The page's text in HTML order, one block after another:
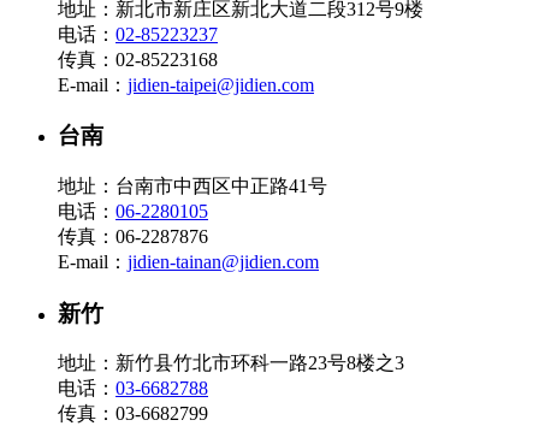
地址：新北市新庄区新北大道二段312号9楼
电话： 02-85223237
传真：02-85223168
E-mail： jidien-taipei@jidien.com
台南
地址：台南市中西区中正路41号
电话： 06-2280105
传真：06-2287876
E-mail： jidien-tainan@jidien.com
新竹
地址：新竹县竹北市环科一路23号8楼之3
电话： 03-6682788
传真：03-6682799